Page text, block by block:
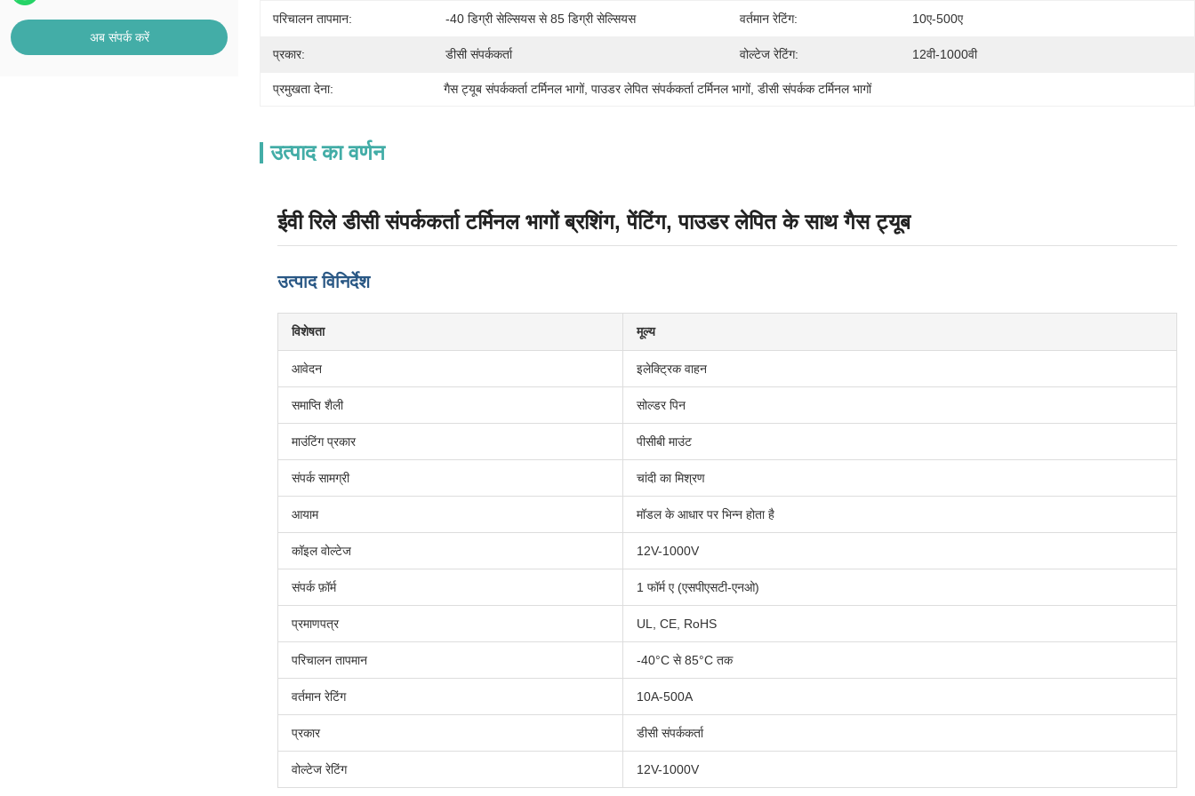
अब संपर्क करें
परिचालन तापमान: -40 डिग्री सेल्सियस से 85 डिग्री सेल्सियस वर्तमान रेटिंग: 10ए-500ए
प्रकार: डीसी संपर्ककर्ता वोल्टेज रेटिंग: 12वी-1000वी
प्रमुखता देना: गैस ट्यूब संपर्ककर्ता टर्मिनल भागों, पाउडर लेपित संपर्ककर्ता टर्मिनल भागों, डीसी संपर्कक टर्मिनल भागों
उत्पाद का वर्णन
ईवी रिले डीसी संपर्ककर्ता टर्मिनल भागों ब्रशिंग, पेंटिंग, पाउडर लेपित के साथ गैस ट्यूब
उत्पाद विनिर्देश
विशेषता मूल्य
आवेदन इलेक्ट्रिक वाहन
समाप्ति शैली सोल्डर पिन
माउंटिंग प्रकार पीसीबी माउंट
संपर्क सामग्री चांदी का मिश्रण
आयाम मॉडल के आधार पर भिन्न होता है
कॉइल वोल्टेज 12V-1000V
संपर्क फ़ॉर्म 1 फॉर्म ए (एसपीएसटी-एनओ)
प्रमाणपत्र UL, CE, RoHS
परिचालन तापमान -40°C से 85°C तक
वर्तमान रेटिंग 10A-500A
प्रकार डीसी संपर्ककर्ता
वोल्टेज रेटिंग 12V-1000V